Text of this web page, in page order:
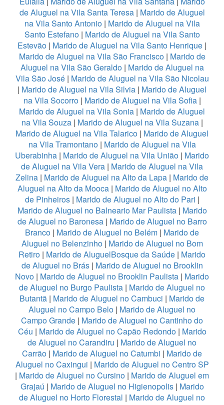
de Aluguel na Vila Santa Teresa| Marido de Aluguel
na Vila Santo Antonio| Marido de Aluguel na Vila
Santo Estefano| Marido de Aluguel na Vila Santo
Estevão | Marido de Aluguel na Vila Santo Henrique |
Marido de Aluguel na Vila São Francisco| Marido de
Aluguel na Vila São Geraldo| Marido de Aluguel na
Vila São José| Marido de Aluguel na Vila São Nicolau
| Marido de Aluguel na Vila Silvia | Marido de Aluguel
na Vila Socorro| Marido de Aluguel na Vila Sofia|
Marido de Aluguel na Vila Sonia | Marido de Aluguel
na Vila Souza| Marido de Aluguel na Vila Suzana|
Marido de Aluguel na Vila Talarico | Marido de Aluguel
na Vila Tramontano| Marido de Aluguel na Vila
Uberabinha | Marido de Aluguel na Vila União | Marido
de Aluguel na Vila Vera | Marido de Aluguel na Vila
Zelina | Marido de Aluguel na Alto da Lapa | Marido de
Aluguel na Alto da Mooca| Marido de Aluguel no Alto
de Pinheiros| Marido de Aluguel no Alto do Pari |
Marido de Aluguel no Balneario Mar Paulista| Marido
de Aluguel no Baronesa| Marido de Aluguel no Barro
Branco | Marido de Aluguel no Belém | Marido de
Aluguel no Belenzinho| Marido de Aluguel no Bom
Retiro | Marido de AluguelBosque da Saúde | Marido
de Aluguel no Brás| Marido de Aluguel no Brooklin
Novo | Marido de Aluguel no Brooklin Paulista | Marido
de Aluguel no Burgo Paulista | Marido de Aluguel no
Butantã | Marido de Aluguel no Cambuci | Marido de
Aluguel no Campo Belo | Marido de Aluguel no
Campo Grande | Marido de Aluguel no Cantinho do
Céu | Marido de Aluguel no Capão Redondo| Marido
de Aluguel no Carandiru | Marido de Aluguel no
Carrão | Marido de Aluguel no Catumbi | Marido de
Aluguel no Caxingui | Marido de Aluguel no Centro SP
| Marido de Aluguel no Cursino | Marido de Aluguel em
Grajaú | Marido de Aluguel no Higienopolis| Marido
de Aluguel no Horto Florestal | Marido de Aluguel no